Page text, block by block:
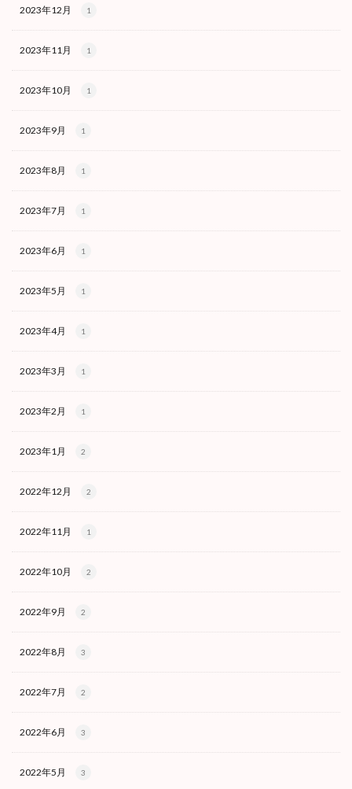
2023年12月 1
2023年11月 1
2023年10月 1
2023年9月 1
2023年8月 1
2023年7月 1
2023年6月 1
2023年5月 1
2023年4月 1
2023年3月 1
2023年2月 1
2023年1月 2
2022年12月 2
2022年11月 1
2022年10月 2
2022年9月 2
2022年8月 3
2022年7月 2
2022年6月 3
2022年5月 3